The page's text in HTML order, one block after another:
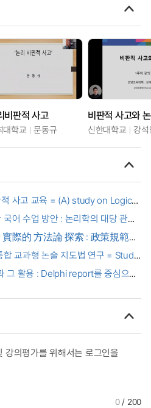
비판적 사고
대학교 문동규
비판적 사고와
신한대학교 강
적 사고 교육 = (A) study on Logic
어 수업 방안 : 논리학의 대당 관계·
심으로 = Korean Instruction for
: Focusing on Opposition of
Rules·Error of Logic
際的 方法論 探索 : 政策規範에
policy evaluation :
method for policy norm
합 교과형 논술 지도법 연구 = Study
그 활용 : Delphi report를 중심으로
강의평가를 위해서는 로그인을
0/ 200